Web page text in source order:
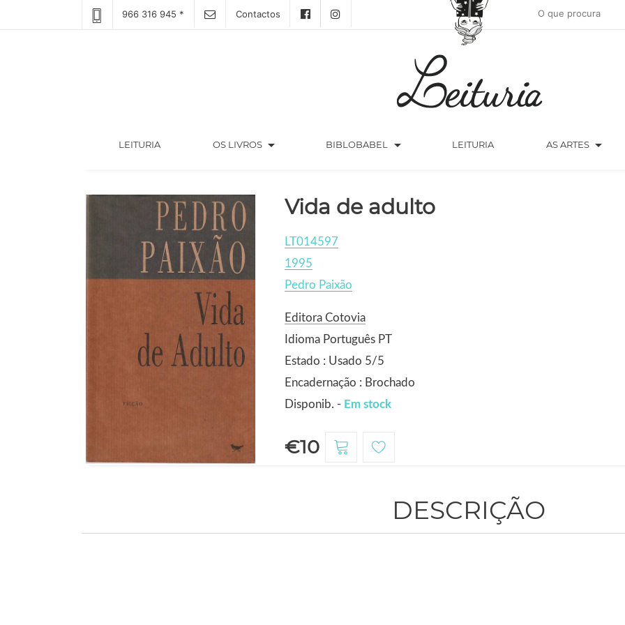
966 316 945 * Contactos
LEITURIA(CURRENT) OS LIVROS arrow_drop_down BIBLOBABEL arrow_drop_down LEITURIA AS ARTES arrow_drop_down
Vida de adulto
LT014597
1995
Pedro Paixão
Editora Cotovia
Idioma Português PT
Estado : Usado 5/5
Encadernação : Brochado
Disponib. - Em stock
€10
DESCRIÇÃO